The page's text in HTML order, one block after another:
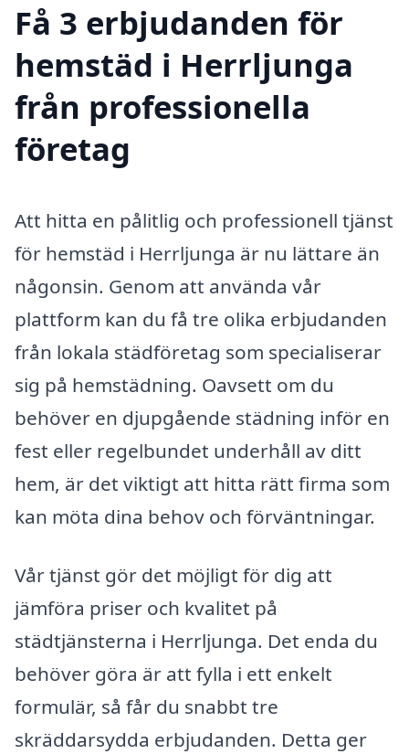
Få 3 erbjudanden för
hemstäd i Herrljunga
från professionella
företag
Att hitta en pålitlig och professionell tjänst
för hemstäd i Herrljunga är nu lättare än
någonsin. Genom att använda vår
plattform kan du få tre olika erbjudanden
från lokala städföretag som specialiserar
sig på hemstädning. Oavsett om du
behöver en djupgående städning inför en
fest eller regelbundet underhåll av ditt
hem, är det viktigt att hitta rätt firma som
kan möta dina behov och förväntningar.
Vår tjänst gör det möjligt för dig att
jämföra priser och kvalitet på
städtjänsterna i Herrljunga. Det enda du
behöver göra är att fylla i ett enkelt
formulär, så får du snabbt tre
skräddarsydda erbjudanden. Detta ger